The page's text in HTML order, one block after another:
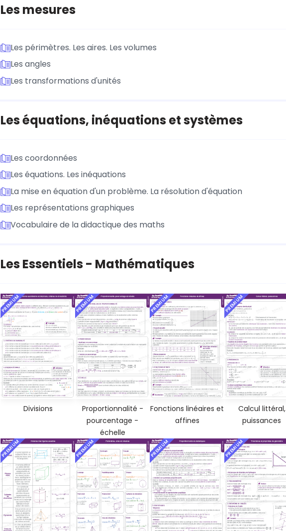
Les mesures
Les périmètres. Les aires. Les volumes
Les angles
Les transformations d'unités
Les équations, inéquations et systèmes
Les coordonnées
Les équations. Les inéquations
La mise en équation d'un problème. La résolution d'équation
Les représentations graphiques
Vocabulaire de la didactique des maths
Les Essentiels - Mathématiques
PREMIUM
Divisions
PREMIUM
Proportionnalité -
pourcentage -
échelle
PREMIUM
Fonctions linéaires et
affines
PREMIUM
Calcul littéral,
puissances
PREMIUM PREMIUM PREMIUM PREMIUM